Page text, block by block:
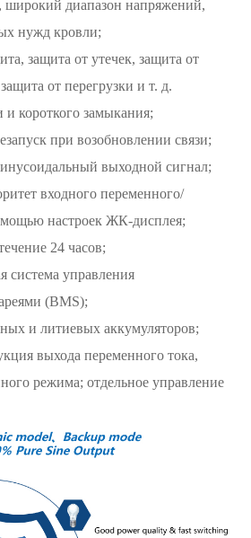
широкий диапазон напряжений,
нужд кровли;
защита от утечек, защита от
от перегрузки и т. д.
и короткого замыкания;
при возобновлении связи;
выходной сигнал;
входного переменного/
настроек ЖК-дисплея;
24 часов;
система управления
(BMS);
и литиевых аккумуляторов;
выхода переменного тока,
режима; отдельное управление